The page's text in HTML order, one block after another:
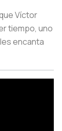
Víctor
tiempo, uno
encanta